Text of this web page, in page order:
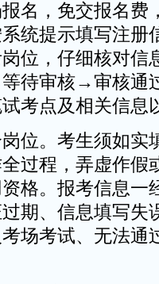
名，免交报名
统提示填写注
位，仔细核对信
待审核→审核通
考点及相关信息
位。考生须如实
过程，弄虚作假
格。报考信息一
期、信息填写失
场考试、无法通